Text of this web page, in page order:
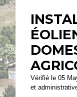
Vérifié le 05
et